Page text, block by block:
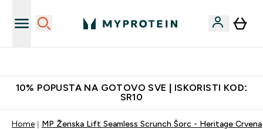
10% POPUSTA NA GOTOVO SVE | ISKORISTI KOD:
SR10
Home MP Ženska Lift Seamless Scrunch Šorc - Heritage Crvena